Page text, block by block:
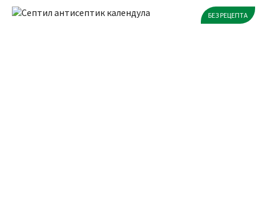
БЕЗ РЕЦЕПТА